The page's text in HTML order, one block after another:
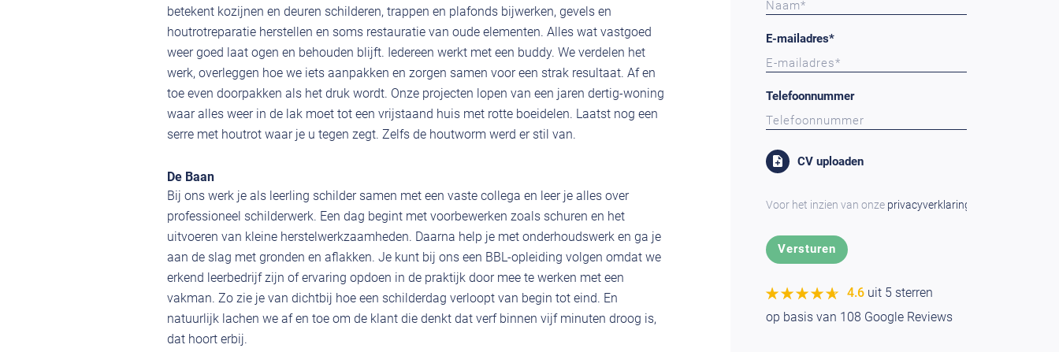
betekent kozijnen en deuren schilderen, trappen en plafonds bijwerken, gevels en
houtrotreparatie herstellen en soms restauratie van oude elementen. Alles wat vastgoed
weer goed laat ogen en behouden blijft. Iedereen werkt met een buddy. We verdelen het
werk, overleggen hoe we iets aanpakken en zorgen samen voor een strak resultaat. Af en
toe even doorpakken als het druk wordt. Onze projecten lopen van een jaren dertig-woning
waar alles weer in de lak moet tot een vrijstaand huis met rotte boeidelen. Laatst nog een
serre met houtrot waar je u tegen zegt. Zelfs de houtworm werd er stil van.
De Baan
Bij ons werk je als leerling schilder samen met een vaste collega en leer je alles over
professioneel schilderwerk. Een dag begint met voorbewerken zoals schuren en het
uitvoeren van kleine herstelwerkzaamheden. Daarna help je met onderhoudswerk en ga je
aan de slag met gronden en aflakken. Je kunt bij ons een BBL-opleiding volgen omdat we
erkend leerbedrijf zijn of ervaring opdoen in de praktijk door mee te werken met een
vakman. Zo zie je van dichtbij hoe een schilderdag verloopt van begin tot eind. En
natuurlijk lachen we af en toe om de klant die denkt dat verf binnen vijf minuten droog is,
dat hoort erbij.
E-mailadres*
Telefoonnummer
CV uploaden
Voor het inzien van onze privacyverklaring
★★★★★
★★★★★ 4.6 uit 5 sterren
op basis van 108 Google Reviews